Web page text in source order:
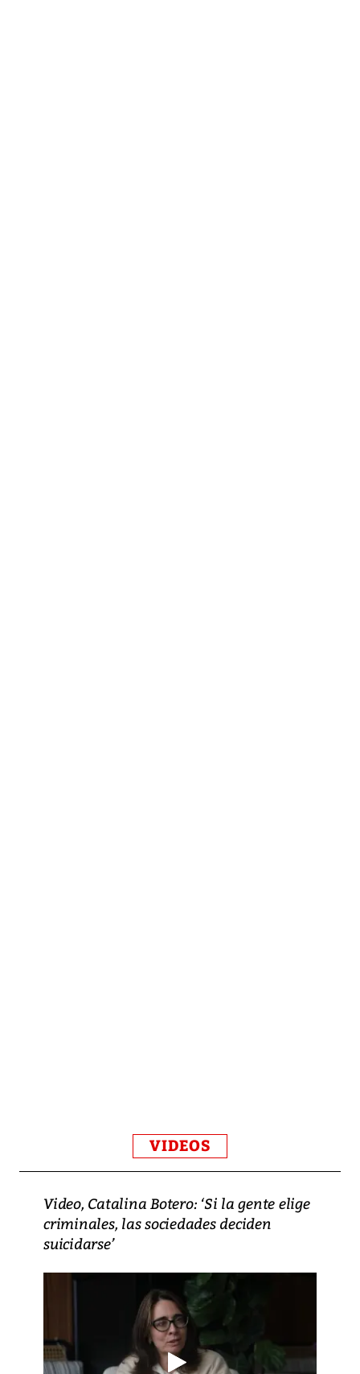
VIDEOS
Video, Catalina Botero: ‘Si la gente elige
criminales, las sociedades deciden
suicidarse’